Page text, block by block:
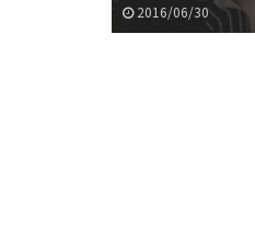
2016/06/30